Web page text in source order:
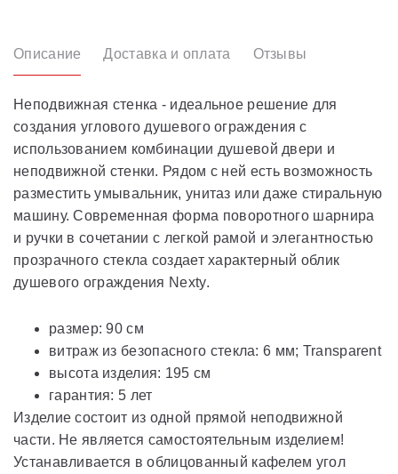
Описание Доставка и оплата Отзывы
Неподвижная стенка - идеальное решение для
создания углового душевого ограждения с
использованием комбинации душевой двери и
неподвижной стенки. Рядом с ней есть возможность
разместить умывальник, унитаз или даже стиральную
машину. Современная форма поворотного шарнира
и ручки в сочетании с легкой рамой и элегантностью
прозрачного стекла создает характерный облик
душевого ограждения Nexty.
размер: 90 см
витраж из безопасного стекла: 6 мм; Transparent
высота изделия: 195 см
гарантия: 5 лет
Изделие состоит из одной прямой неподвижной
части. Не является самостоятельным изделием!
Устанавливается в облицованный кафелем угол